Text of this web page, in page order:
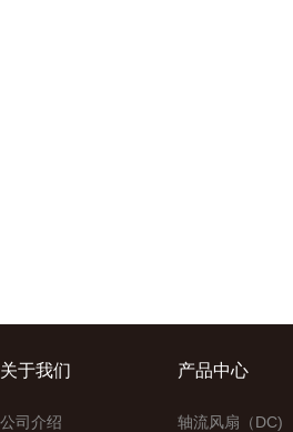
关于我们
公司介绍
产品中心
轴流风扇（DC)